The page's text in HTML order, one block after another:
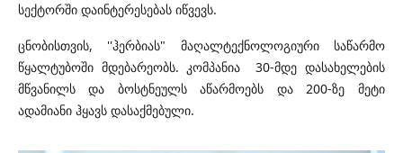
სექტორში დაინტერესებას იწვევს.
ცნობისთვის, ''ჰერბიას" მაღალტექნოლოგიური საწარმო
წყალტუბოში მდებარეობს. კომპანია 30-მდე დასახელების
მწვანილს და ბოსტნეულს აწარმოებს და 200-ზე მეტი
ადამიანი ჰყავს დასაქმებული.